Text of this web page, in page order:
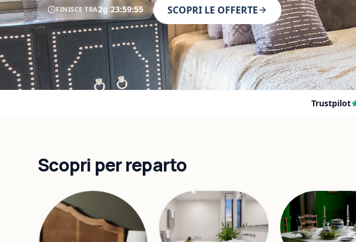
FINISCE TRA2g23:59:53 SCOPRI LE OFFERTE
Trustpilot
Scopri per reparto